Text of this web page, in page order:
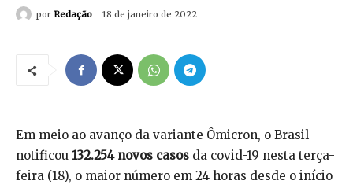
por Redação 18 de janeiro de 2022
Em meio ao avanço da variante Ômicron, o Brasil
notificou 132.254 novos casos da covid-19 nesta terça-
feira (18), o maior número em 24 horas desde o início